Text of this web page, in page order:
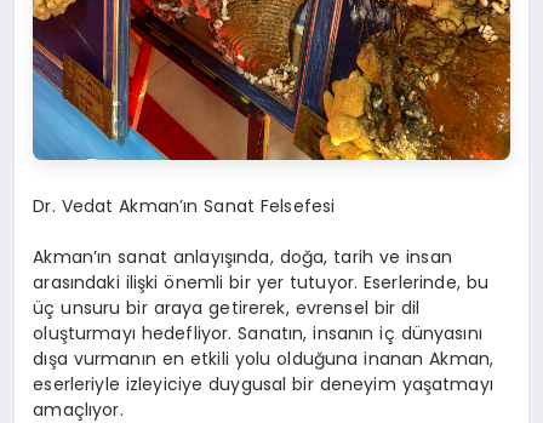
Dr. Vedat Akman’ın Sanat Felsefesi
Akman’ın sanat anlayışında, doğa, tarih ve insan
arasındaki ilişki önemli bir yer tutuyor. Eserlerinde, bu
üç unsuru bir araya getirerek, evrensel bir dil
oluşturmayı hedefliyor. Sanatın, insanın iç dünyasını
dışa vurmanın en etkili yolu olduğuna inanan Akman,
eserleriyle izleyiciye duygusal bir deneyim yaşatmayı
amaçlıyor.